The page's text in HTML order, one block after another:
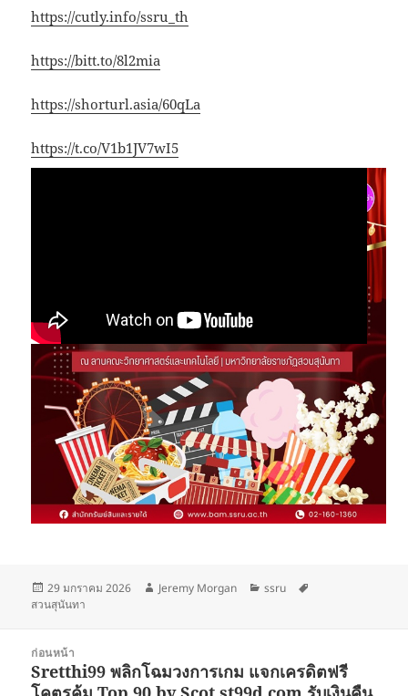
https://cutly.info/ssru_th
https://bitt.to/8l2mia
https://shorturl.asia/60qLa
https://t.co/V1b1JV7wI5
เขียน
เมื่อ
29 มกราคม 2026
ผู้
Jeremy Morgan
หมวด
ssru
สวนสุนันทา
ก่อนหน้า
เรื่อง
Sretthi99 พลิกโฉมวงการเกม แจกเครดิตฟรี